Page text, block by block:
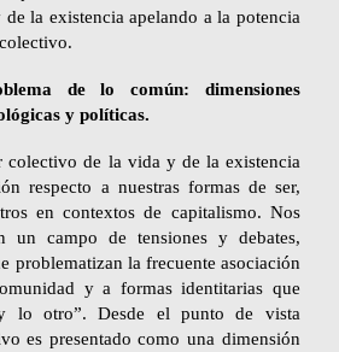
la existencia apelando a la potencia
de lo común: dimensiones
y políticas.
colectivo de la vida y de la existencia
respecto a nuestras formas de ser,
en contextos de capitalismo. Nos
un campo de tensiones y debates,
problematizan la frecuente asociación
y a formas identitarias que
lo otro”. Desde el punto de vista
es presentado como una dimensión